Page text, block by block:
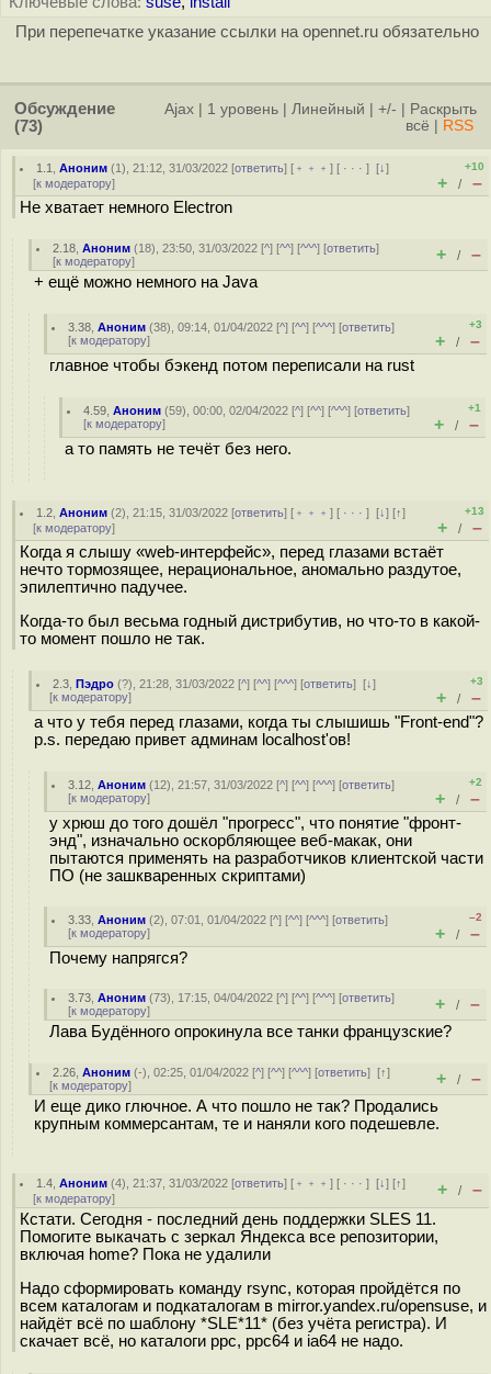
При перепечатке указание ссылки на opennet.ru обязательно
Обсуждение
(73)
Ajax 1 уровень Линейный +/-
Раскрыть
всё
RSS
1.1 ,Аноним (1), 21:12, 31/03/2022 [ответить] [ ﹢﹢﹢] [ · · ·][↓]
[к модератору]
+10
+ / –
Не хватает немного Electron
2.18 ,Аноним (18), 23:50, 31/03/2022 [^] [^^] [^^^] [ответить]
[к модератору] + / –
+ ещё можно немного на Java
3.38 ,Аноним (38), 09:14, 01/04/2022 [^] [^^] [^^^] [ответить]
[к модератору]
+3
+ / –
главное чтобы бэкенд потом переписали на rust
4.59 ,Аноним (59), 00:00, 02/04/2022 [^] [^^] [^^^] [ответить]
[к модератору]
+1
+ / –
а то память не течёт без него.
1.2 ,Аноним (2), 21:15, 31/03/2022 [ответить] [ ﹢﹢﹢] [ · · ·][↓] [↑]
[к модератору]
+13
+ / –
Когда я слышу «web-интерфейс», перед глазами встаёт
нечто тормозящее, нерациональное, аномально раздутое,
эпилептично падучее.
Когда-то был весьма годный дистрибутив, но что-то в какой-
то момент пошло не так.
2.3 ,Пэдро (?), 21:28, 31/03/2022 [^] [^^] [^^^] [ответить][↓]
[к модератору]
+3
+ / –
а что у тебя перед глазами, когда ты слышишь "Front-end"?
p.s. передаю привет админам localhost'ов!
3.12 ,Аноним (12), 21:57, 31/03/2022 [^] [^^] [^^^] [ответить]
[к модератору]
+2
+ / –
у хрюш до того дошёл "прогресс", что понятие "фронт-
энд", изначально оскорбляющее веб-макак, они
пытаются применять на разработчиков клиентской части
ПО (не зашкваренных скриптами)
3.33 ,Аноним (2), 07:01, 01/04/2022 [^] [^^] [^^^] [ответить]
[к модератору]
–2
+ / –
Почему напрягся?
3.73 ,Аноним (73), 17:15, 04/04/2022 [^] [^^] [^^^] [ответить]
[к модератору] + / –
Лава Будённого опрокинула все танки французские?
2.26 ,Аноним (-), 02:25, 01/04/2022 [^] [^^] [^^^] [ответить][↑]
[к модератору] + / –
И еще дико глючное. А что пошло не так? Продались
крупным коммерсантам, те и наняли кого подешевле.
1.4 ,Аноним (4), 21:37, 31/03/2022 [ответить] [ ﹢﹢﹢] [ · · ·][↓] [↑]
[к модератору] + / –
Кстати. Сегодня - последний день поддержки SLES 11.
Помогите выкачать с зеркал Яндекса все репозитории,
включая home? Пока не удалили
Надо сформировать команду rsync, которая пройдётся по
всем каталогам и подкаталогам в mirror.yandex.ru/opensuse, и
найдёт всё по шаблону *SLE*11* (без учёта регистра). И
скачает всё, но каталоги ppc, ppc64 и ia64 не надо.